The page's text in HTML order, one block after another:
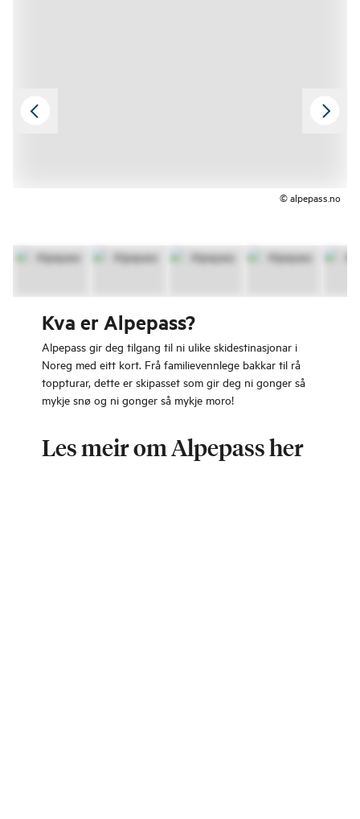
© alpepass.no
Kva er Alpepass?
Alpepass gir deg tilgang til ni ulike skidestinasjonar i
Noreg med eitt kort. Frå familievennlege bakkar til rå
toppturar, dette er skipasset som gir deg ni gonger så
mykje snø og ni gonger så mykje moro!
Les meir om Alpepass her